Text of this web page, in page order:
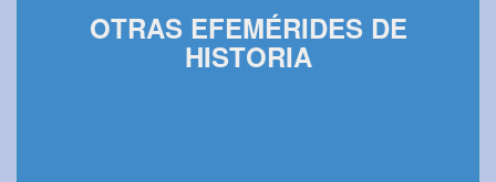
OTRAS EFEMÉRIDES DE
HISTORIA